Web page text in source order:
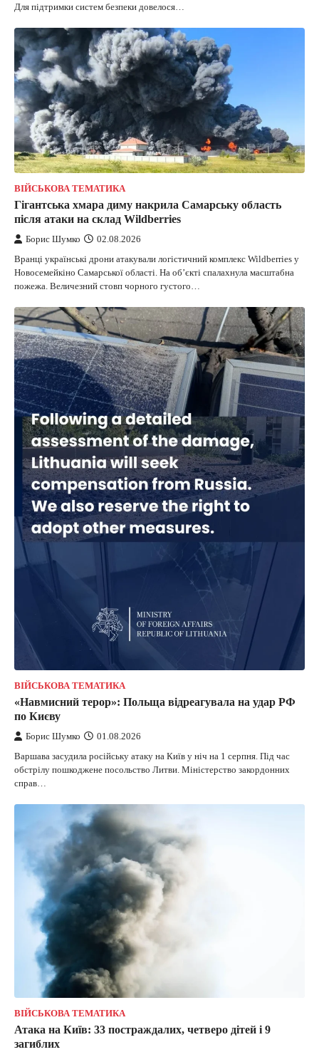
Для підтримки систем безпеки довелося…
ВІЙСЬКОВА ТЕМАТИКА
Гігантська хмара диму накрила Самарську область
після атаки на склад Wildberries
Борис Шумко 02.08.2026
Вранці українські дрони атакували логістичний комплекс Wildberries у
Новосемейкіно Самарської області. На об’єкті спалахнула масштабна
пожежа. Величезний стовп чорного густого…
ВІЙСЬКОВА ТЕМАТИКА
«Навмисний терор»: Польща відреагувала на удар РФ
по Києву
Борис Шумко 01.08.2026
Варшава засудила російську атаку на Київ у ніч на 1 серпня. Під час
обстрілу пошкоджене посольство Литви. Міністерство закордонних
справ…
ВІЙСЬКОВА ТЕМАТИКА
Атака на Київ: 33 постраждалих, четверо дітей і 9
загиблих